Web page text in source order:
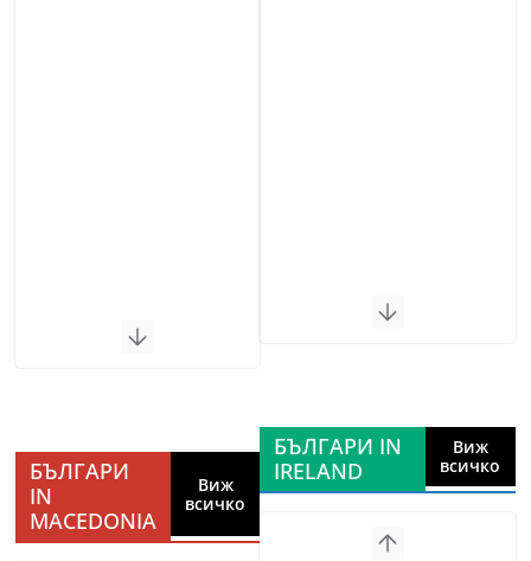
БЪЛГАРИ
IN
MACEDONIA
Виж
всичко
БЪЛГАРИ IN
IRELAND
Виж
всичко